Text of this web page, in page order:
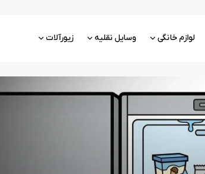
لوازم خانگی وسایل نقلیه زیورآلات